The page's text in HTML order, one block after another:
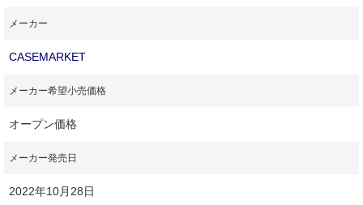
メーカー
CASEMARKET
メーカー希望小売価格
オープン価格
メーカー発売日
2022年10月28日